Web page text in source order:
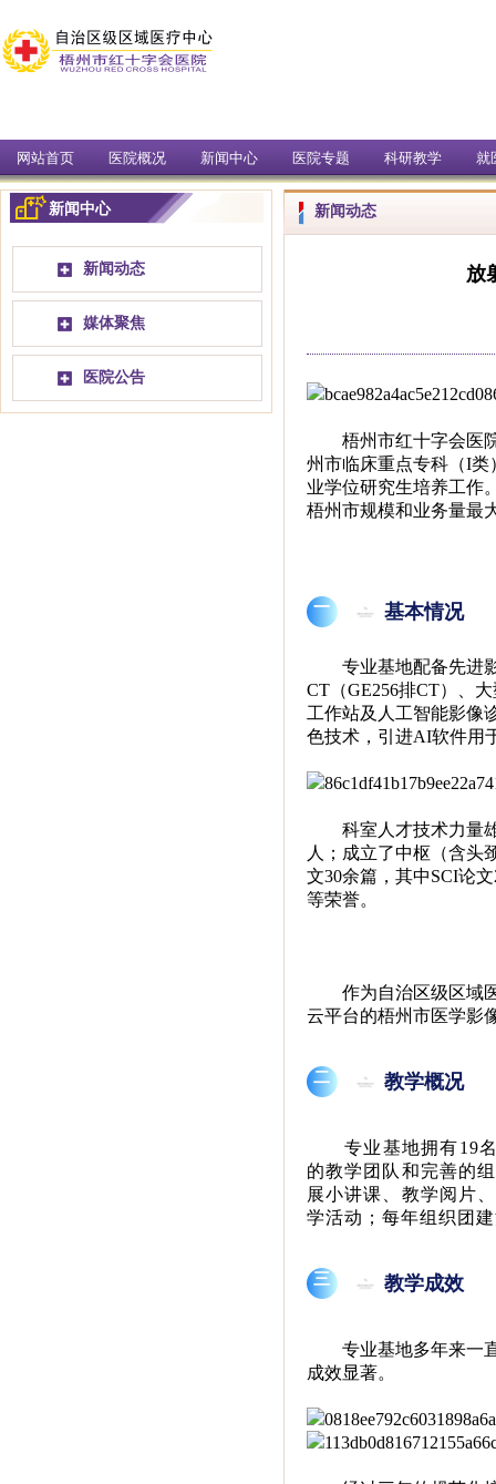
网站首页 医院概况 新闻中心 医院专题 科研教学 就
新闻中心
新闻动态
媒体聚焦
医院公告
新闻动态
放
梧州市红十字会医
州市临床重点专科（I
业学位研究生培养工作
梧州市规模和业务量最
一 基本情况
专业基地配备先进
CT（GE256排CT）、
工作站及人工智能影像
色技术，引进AI软件用
科室人才技术力量
人；成立了中枢（含头
文30余篇，其中SCI论
等荣誉。
作为自治区级区域
云平台的梧州市医学影
二 教学概况
专业基地拥有19
的教学团队和完善的
展小讲课、教学阅片
学活动；每年组织团
三 教学成效
专业基地多年来一
成效显著。